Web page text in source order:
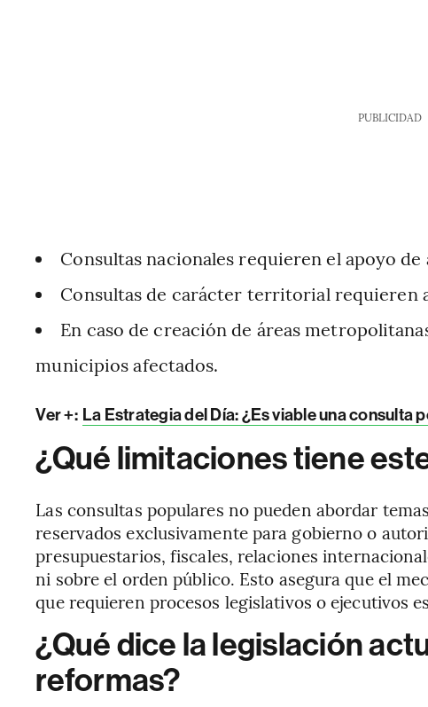
PUBLICIDAD
Consultas nacionales requieren el apoyo
Consultas de carácter territorial requieren
En caso de creación de áreas
municipios afectados.
Ver +: La Estrategia del Día: ¿Es viable una consulta
¿Qué limitaciones tiene
Las consultas populares no pueden abordar
reservados exclusivamente para gobierno o
presupuestarios, fiscales, relaciones
ni sobre el orden público. Esto asegura que el
que requieren procesos legislativos o ejecutivos
¿Qué dice la legislación
reformas?